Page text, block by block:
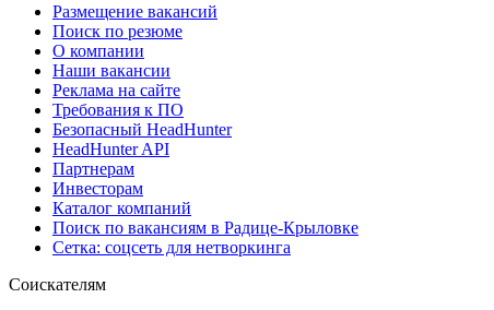
Размещение вакансий
Поиск по резюме
О компании
Наши вакансии
Реклама на сайте
Требования к ПО
Безопасный HeadHunter
HeadHunter API
Партнерам
Инвесторам
Каталог компаний
Поиск по вакансиям в Радице-Крыловке
Сетка: соцсеть для нетворкинга
Соискателям